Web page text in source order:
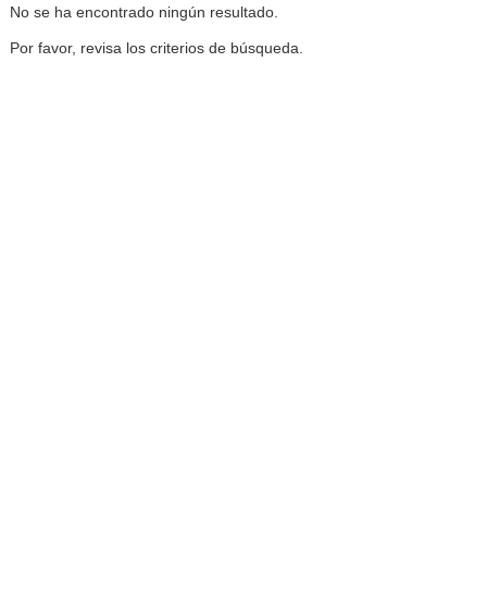
No se ha encontrado ningún resultado.
Por favor, revisa los criterios de búsqueda.